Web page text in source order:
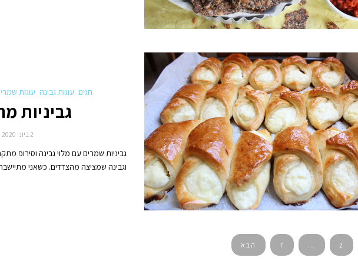
חגים עוגות גבינה עוגות
גביניות
2 ביוני 2020
גביניות שמרים עם מלוי גבינה וסירופ
וגבינה שמציצה מהצדדים. כשאני
2
…
7 הבא